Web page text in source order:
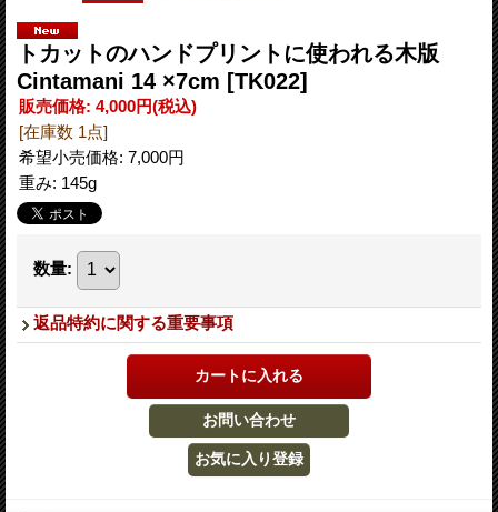
トカットのハンドプリントに使われる木版
Cintamani 14 ×7cm [TK022]
販売価格: 4,000円(税込)
[在庫数 1点]
希望小売価格: 7,000円
重み: 145g
数量:
返品特約に関する重要事項